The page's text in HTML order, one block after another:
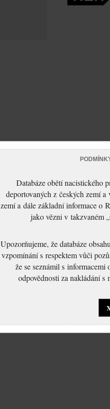
Databáze obětí nacistického
deportovaných z českých zemí
zemí a dále základní informace o
jako vězni v takzvaném
Upozorňujeme, že databáze
vzpomínání s respektem vůči
že se seznámil s
odpovědnosti za nakládání